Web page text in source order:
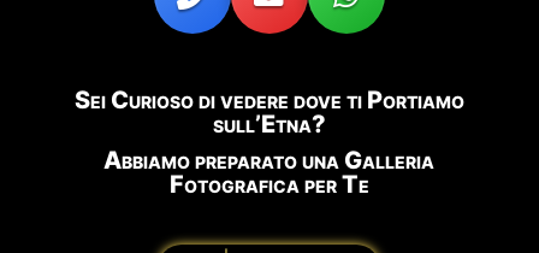
Sei Curioso di vedere dove ti Portiamo
sull’Etna?
Abbiamo preparato una Galleria
Fotografica per Te